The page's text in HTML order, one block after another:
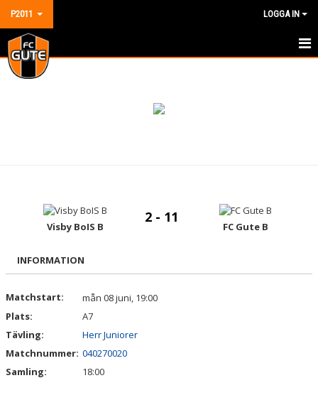
P2011 LOGGA IN
HEM
DOKUMENT
KONTAKT
Visby BoIS B
2 - 11
FC Gute B
INFORMATION
Matchstart:
mån 08 juni, 19:00
Plats:
A7
Tävling:
Herr Juniorer
Matchnummer: 040270020
Samling:
18:00